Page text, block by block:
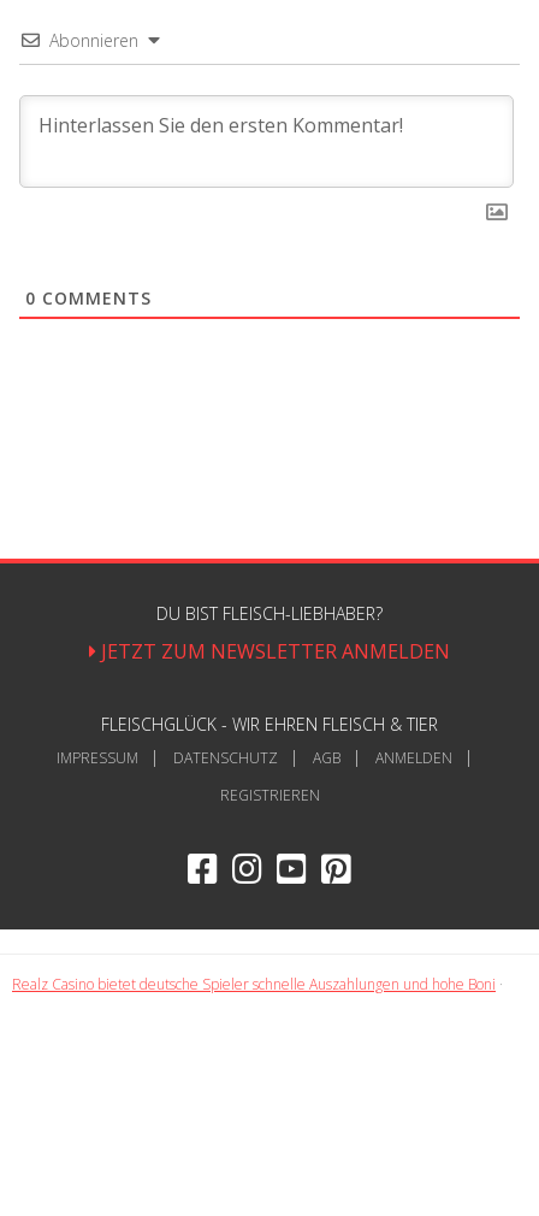
Abonnieren
0 COMMENTS
DU BIST FLEISCH-LIEBHABER?
JETZT ZUM NEWSLETTER ANMELDEN
FLEISCHGLÜCK - WIR EHREN FLEISCH & TIER
IMPRESSUM DATENSCHUTZ AGB
ANMELDEN
REGISTRIEREN
Realz Casino bietet deutsche Spieler schnelle Auszahlungen und hohe Boni ·